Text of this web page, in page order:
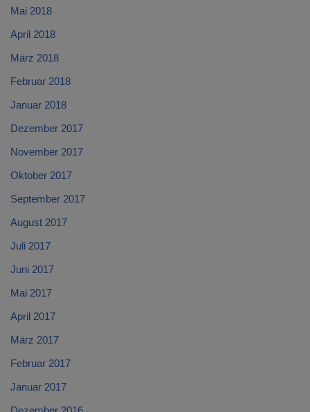
Mai 2018
April 2018
März 2018
Februar 2018
Januar 2018
Dezember 2017
November 2017
Oktober 2017
September 2017
August 2017
Juli 2017
Juni 2017
Mai 2017
April 2017
März 2017
Februar 2017
Januar 2017